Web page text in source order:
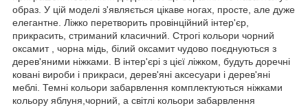
образ. У цій моделі з'являється цікаве ногах, просте, але дуже
елегантне. Ліжко перетворить провінційний інтер'єр,
прикрасить, стриманий класичний. Строгі кольори чорний
оксамит , чорна мідь, білий оксамит чудово поєднуються з
дерев'яними ніжками. В інтер'єрі з цієї ліжком, будуть доречні
ковані вироби і прикраси, дерев'яні аксесуари і дерев'яні
меблі. Темні кольори забарвлення комплектуються ніжками
кольору яблуня,чорний, а світлі кольори забарвлення